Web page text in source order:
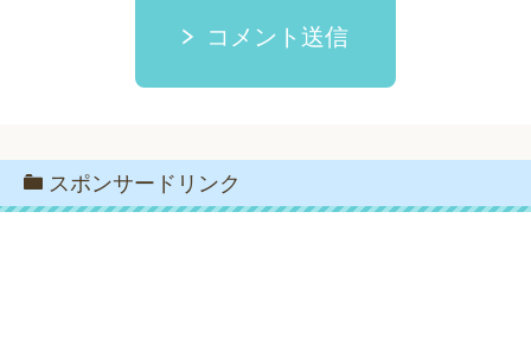
コメント送信
スポンサードリンク